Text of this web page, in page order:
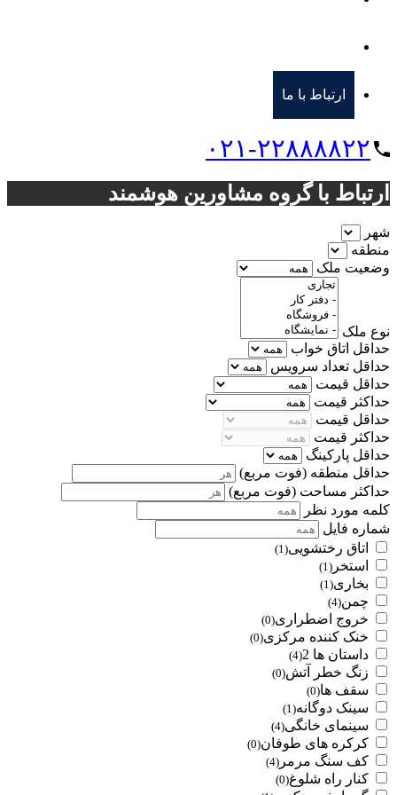
ارتباط با ما
۰۲۱-۲۲۸۸۸۸۲۲
ارتباط با گروه مشاورین هوشمند
شهر
منطقه
وضعیت ملک
نوع ملک
حداقل اتاق خواب
حداقل تعداد سرویس
حداقل قیمت
حداکثر قیمت
حداقل قیمت
حداکثر قیمت
حداقل پارکینگ
حداقل منطقه (فوت مربع)
حداکثر مساحت (فوت مربع)
کلمه مورد نظر
شماره فایل
اتاق رختشویی(1)
استخر (1)
بخاری(1)
چمن(4)
خروج اضطراری(0)
خنک کننده مرکزی(0)
داستان ها 2 (4)
زنگ خطر آتش(0)
سقف ها(0)
سینک دوگانه(1)
سینمای خانگی(4)
کرکره های طوفان(0)
کف سنگ مرمر (4)
کنار راه شلوغ(0)